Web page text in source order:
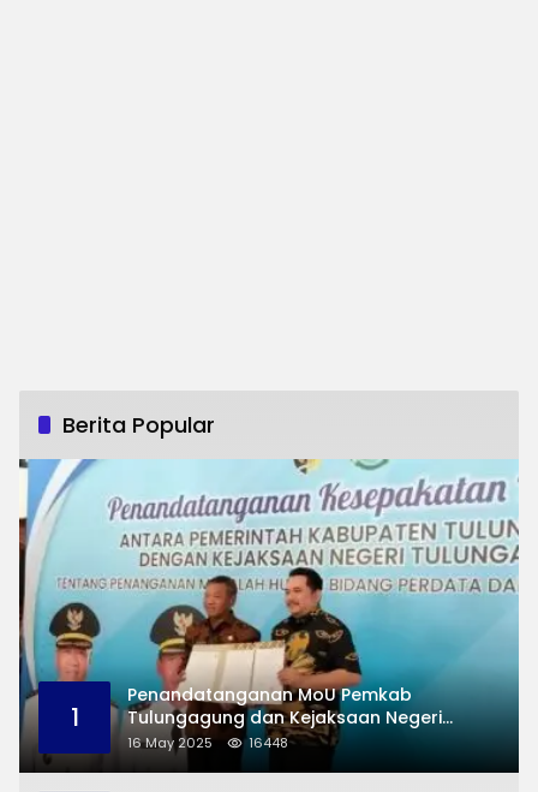
Berita Popular
1
Penandatanganan MoU Pemkab
Tulungagung dan Kejaksaan Negeri
Permasalahan Hukum
16 May 2025 16448